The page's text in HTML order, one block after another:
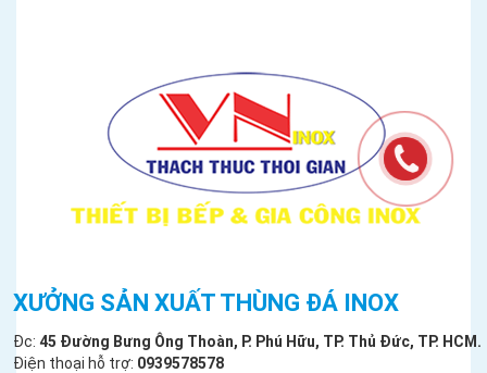
XƯỞNG SẢN XUẤT THÙNG ĐÁ INOX
Đc: 45 Đường Bưng Ông Thoàn, P. Phú Hữu, TP. Thủ Đức, TP. HCM.
Điện thoại hỗ trợ: 0939578578